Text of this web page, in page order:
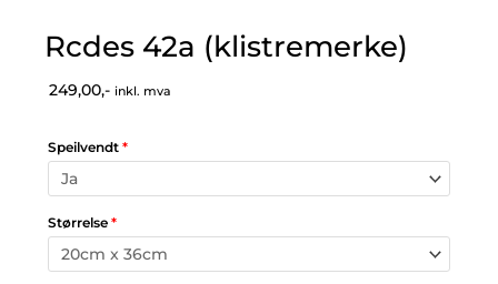
Rcdes 42a (klistremerke)
249,00,- inkl. mva
Speilvendt *
Størrelse *